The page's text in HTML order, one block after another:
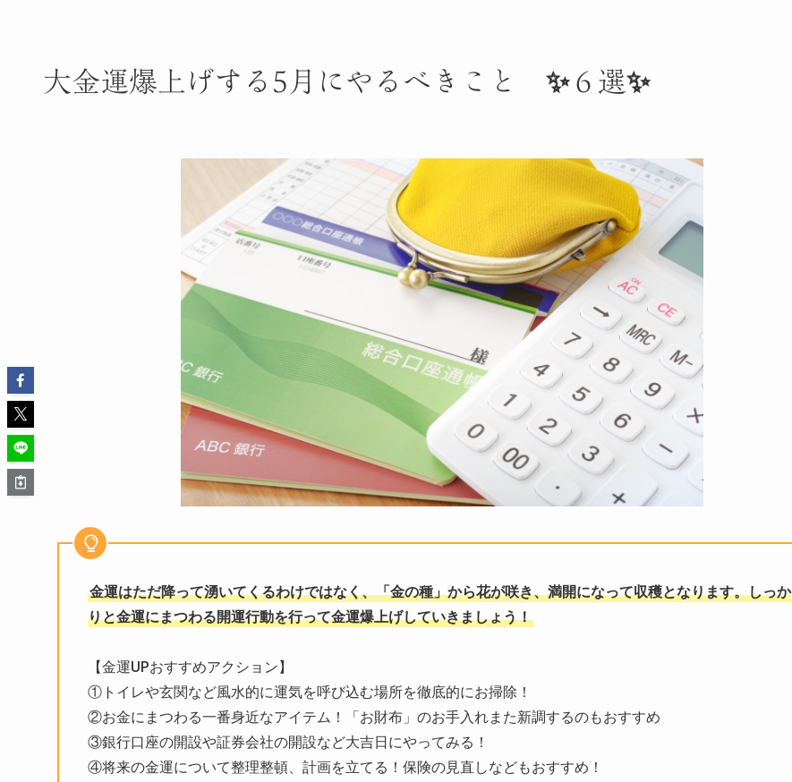
大金運爆上げする5月にやるべきこと ✨６選✨
金運はただ降って湧いてくるわけではなく、「金の種」から花が咲き、満開になって収穫となります。しっか
りと金運にまつわる開運行動を行って金運爆上げしていきましょう！
【金運UPおすすめアクション】
①トイレや玄関など風水的に運気を呼び込む場所を徹底的にお掃除！
②お金にまつわる一番身近なアイテム！「お財布」のお手入れまた新調するのもおすすめ
③銀行口座の開設や証券会社の開設など大吉日にやってみる！
④将来の金運について整理整頓、計画を立てる！保険の見直しなどもおすすめ！